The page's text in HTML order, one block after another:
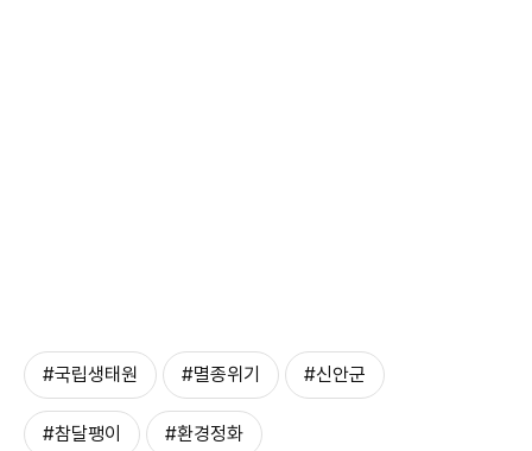
#국립생태원 #멸종위기 #신안군
#참달팽이 #환경정화